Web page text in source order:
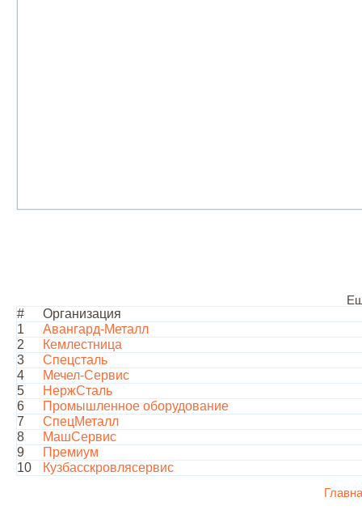
#
Организация
1
Авангард-Металл
2
Кемлестница
3
Спецсталь
4
Мечел-Сервис
5
НержСталь
6
Промышленное оборудование
7
СпецМеталл
8
МашСервис
9
Премиум
10
Кузбасскровлясервис